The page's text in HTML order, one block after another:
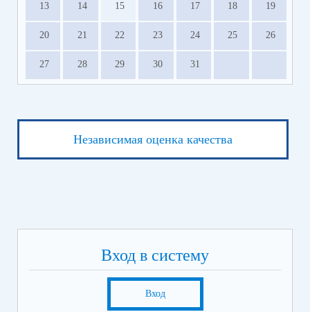
13 14 15 16 17 18 19
20 21 22 23 24 25 26
27 28 29 30 31
Независимая оценка качества
Вход в систему
Вход